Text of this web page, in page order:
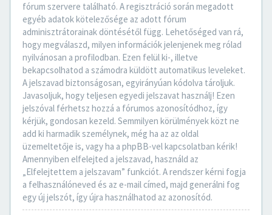
fórum szervere található. A regisztráció során megadott
egyéb adatok kötelezősége az adott fórum
adminisztrátorainak döntésétől függ. Lehetőséged van rá,
hogy megválaszd, milyen információk jelenjenek meg rólad
nyilvánosan a profilodban. Ezen felül ki-, illetve
bekapcsolhatod a számodra küldött automatikus leveleket.
A jelszavad biztonságosan, egyirányúan kódolva tároljuk.
Javasoljuk, hogy teljesen egyedi jelszavat használj! Ezen
jelszóval férhetsz hozzá a fórumos azonosítódhoz, így
kérjük, gondosan kezeld. Semmilyen körülmények közt ne
add ki harmadik személynek, még ha az az oldal
üzemeltetője is, vagy ha a phpBB-vel kapcsolatban kérik!
Amennyiben elfelejted a jelszavad, használd az
„Elfelejtettem a jelszavam” funkciót. A rendszer kérni fogja
a felhasználóneved és az e-mail címed, majd generálni fog
egy új jelszót, így újra használhatod az azonosítód.